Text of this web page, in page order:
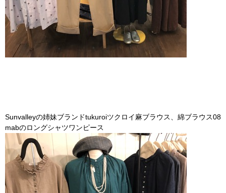
Sunvalleyの姉妹ブランドtukuroiツクロイ麻ブラウス、綿ブラウス08
mabのロングシャツワンピース